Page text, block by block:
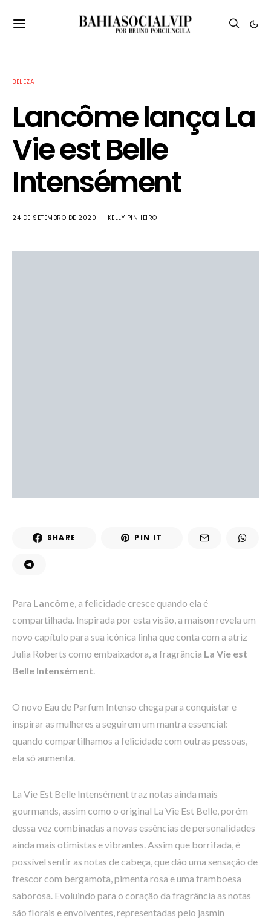
BELEZA
Lancôme lança La
Vie est Belle
Intensément
24 DE SETEMBRO DE 2020 KELLY PINHEIRO
SHARE PIN IT
Para Lancôme, a felicidade cresce quando ela é
compartilhada. Inspirada por esta visão, a maison revela um
novo capítulo para sua icônica linha que conta com a atriz
Julia Roberts como embaixadora, a fragrância La Vie est
Belle Intensément.
O novo Eau de Parfum Intenso chega para conquistar e
inspirar as mulheres a seguirem um mantra essencial:
quando compartilhamos a felicidade com outras pessoas,
ela só aumenta.
La Vie Est Belle Intensément traz notas ainda mais
gourmands, assim como o original La Vie Est Belle, porém
dessa vez combinadas a novas essências de personalidades
ainda mais otimistas e vibrantes. Assim que borrifada, é
possível sentir as notas de cabeça, que dão uma sensação de
frescor com bergamota, pimenta rosa e uma framboesa
saborosa. Evoluindo para o coração da fragrância as notas
são florais e envolventes, representadas pelo jasmin